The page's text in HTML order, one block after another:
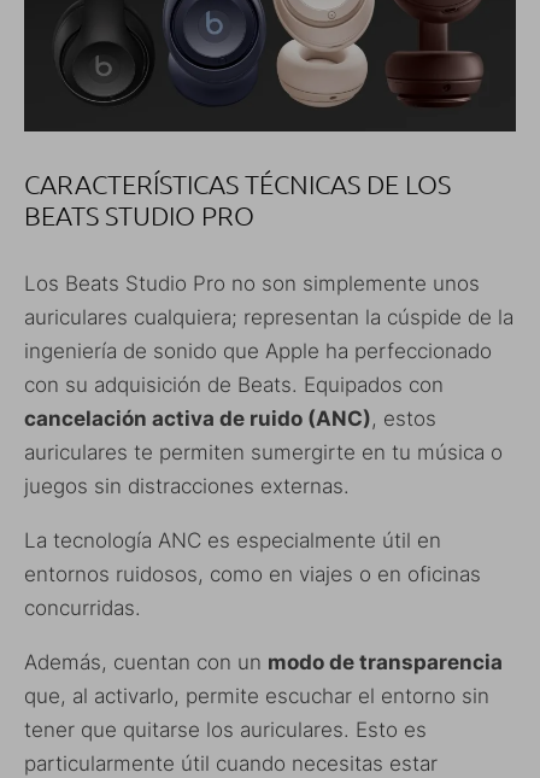
CARACTERÍSTICAS TÉCNICAS DE LOS
BEATS STUDIO PRO
Los Beats Studio Pro no son simplemente unos
auriculares cualquiera; representan la cúspide de la
ingeniería de sonido que Apple ha perfeccionado
con su adquisición de Beats. Equipados con
cancelación activa de ruido (ANC), estos
auriculares te permiten sumergirte en tu música o
juegos sin distracciones externas.
La tecnología ANC es especialmente útil en
entornos ruidosos, como en viajes o en oficinas
concurridas.
Además, cuentan con un modo de transparencia
que, al activarlo, permite escuchar el entorno sin
tener que quitarse los auriculares. Esto es
particularmente útil cuando necesitas estar